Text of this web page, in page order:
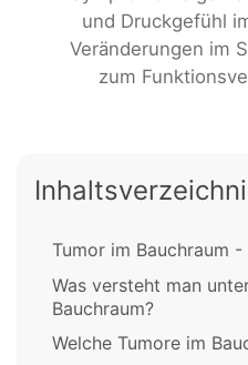
und Druckgefühl
Veränderungen im
zum
Tumor im Bauchraum
Was versteht man
Bauchraum?
Welche Tumore im